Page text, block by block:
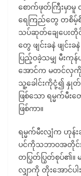
စောက်ဖုတ်ကြီးမှာ
ရေကြည်တွေ တစိမ့်
သပ်ဆုတ်ချေပေးတို
တွေ ဖျင်းခနဲ ဖျင်း
ပြည့်ဝခဲ့သမျှ မီးကု
အောင်က မတင်လှ
သူ့ခေါင်းကိုငုံ့၍ နှုတ်
ဖြစ်သော ရမ္မက်
ဖြစ်ကာ။
ရမ္မက်မီးလျှံက ဟု
ပင်ကိုသဘာဝအတိုင်
တပြွတ်ပြွတ်စုပ်၏
လျှာကို တိုးအောင်